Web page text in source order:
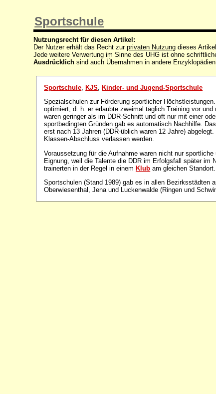
Sportschule
Nutzungsrecht für diesen Artikel:
Der Nutzer erhält das Recht zurprivaten Nutzung dieses
Jede weitere Verwertung im Sinne des UHG ist ohne
Ausdrücklich sind auch Übernahmen in andere
Sportschule KJS
Kinder- und Jugend-Sportschule
Spezialschulen zur Förderung sportlicher
optimiert, d. h. er erlaubte zweimal täglich Training vor
waren geringer als im DDR-Schnitt und oft nur mit einer
sportbedingten Gründen gab es automatisch Nachhilfe.
erst nach 13 Jahren (DDR-üblich waren 12 Jahre)
Klassen-Abschluss verlassen werden.
Voraussetzung für die Aufnahme waren nicht nur
Eignung, weil die Talente die DDR im Erfolgsfall später im
trainerten in der Regel in einemKlub am gleichen Standort.
Sportschulen (Stand 1989) gab es in allen Bezirksstädten
Oberwiesenthal, Jena und Luckenwalde (Ringen und